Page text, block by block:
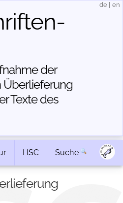
der
Über­lieferung
Texte des
de en
HSC Suche